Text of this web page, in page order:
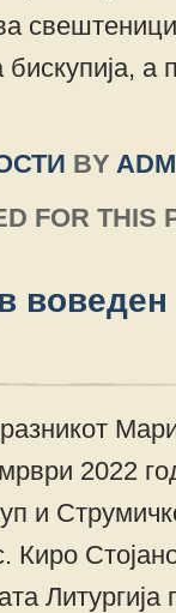
а
BY
FOR THIS
2022
и
Киро